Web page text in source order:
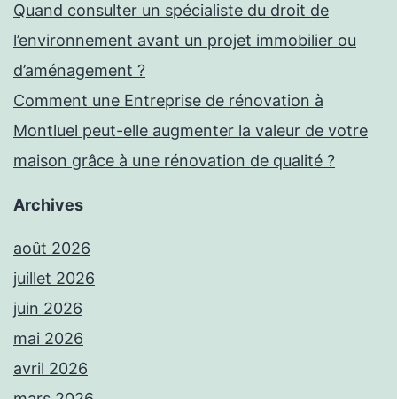
Quand consulter un spécialiste du droit de
l’environnement avant un projet immobilier ou
d’aménagement ?
Comment une Entreprise de rénovation à
Montluel peut-elle augmenter la valeur de votre
maison grâce à une rénovation de qualité ?
Archives
août 2026
juillet 2026
juin 2026
mai 2026
avril 2026